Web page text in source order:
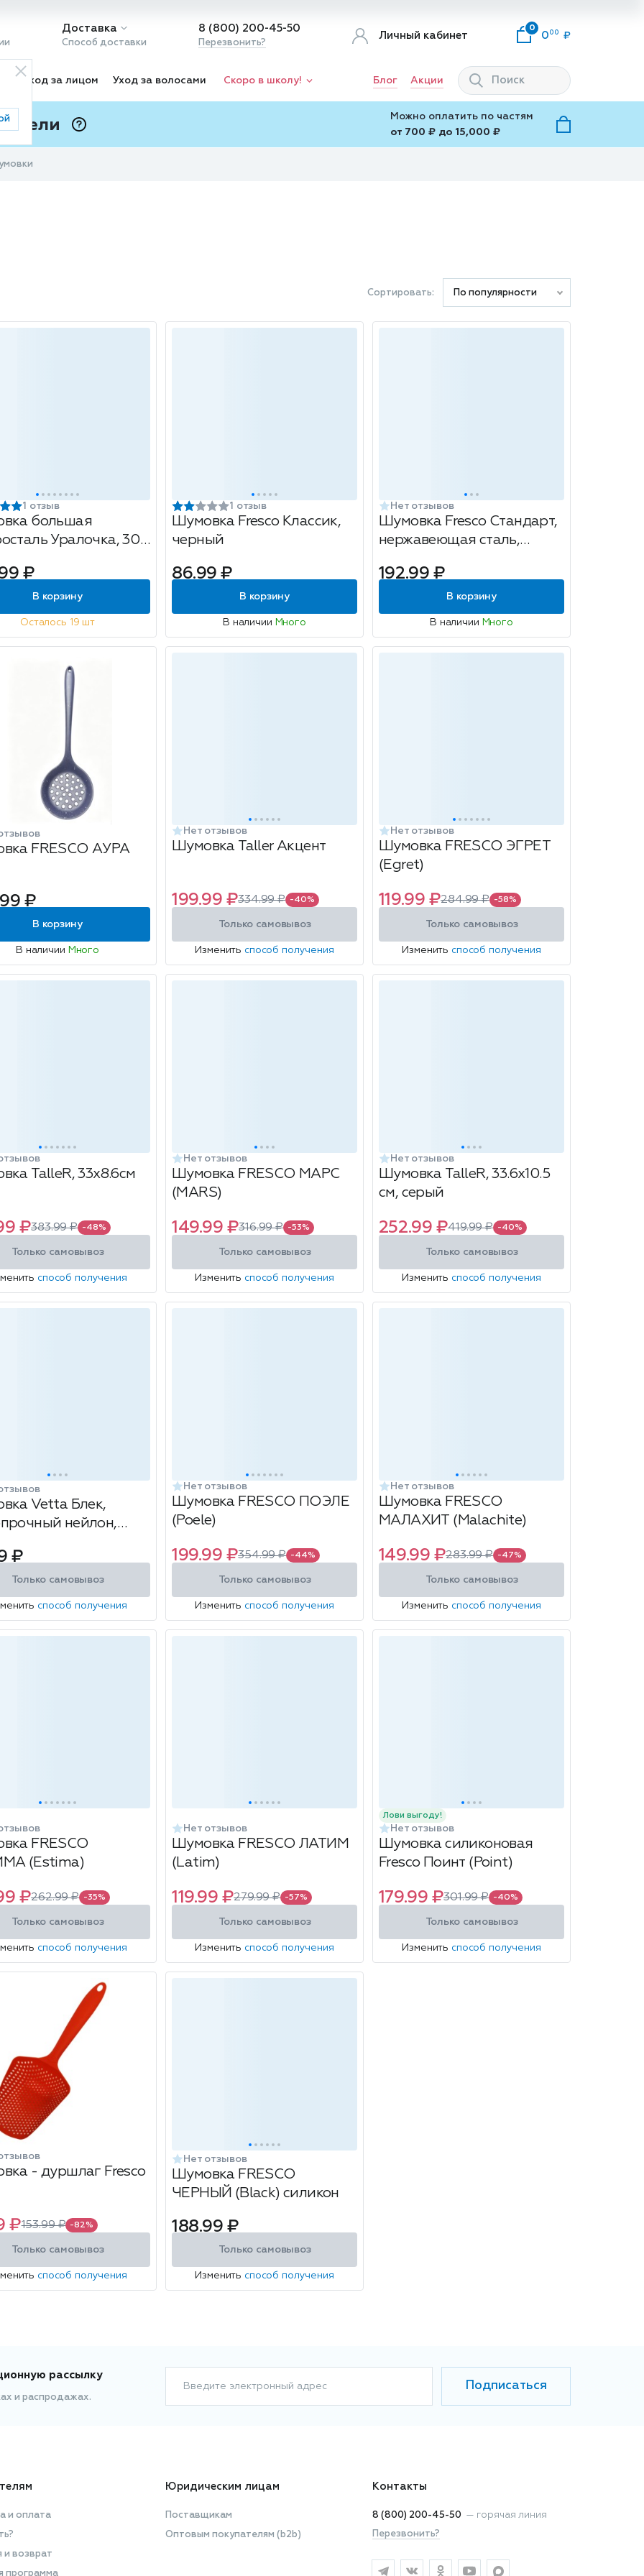
Доставка
Способ доставки
8 (800) 200-45-50
Перезвонить?
Личный кабинет
0
0 00
Уход за лицом Уход за волосами Скоро в школу! Блог Акции
Можно оплатить по частям
от 700 ₽ до 15,000 ₽
Сортировать: По популярности
1 отзыв
большая
Уралочка, 30
₽
В корзину
Осталось 19 шт
1 отзыв
Шумовка Fresco Классик,
черный
86.99 ₽
В корзину
В наличии Много
Нет отзывов
Шумовка Fresco Стандарт,
нержавеющая сталь,
192.99 ₽
В корзину
В наличии Много
FRESCO АУРА
₽
В корзину
В наличии Много
Нет отзывов
Шумовка Taller Акцент
199.99 ₽334.99 ₽ -40%
Только самовывоз
Изменить способ получения
Нет отзывов
Шумовка FRESCO ЭГРЕТ
(Egret)
119.99 ₽284.99 ₽ -58%
Только самовывоз
Изменить способ получения
TalleR, 33х8.6см
₽383.99 ₽ -48%
Только самовывоз
способ получения
Нет отзывов
Шумовка FRESCO МАРС
(MARS)
149.99 ₽316.99 ₽ -53%
Только самовывоз
Изменить способ получения
Нет отзывов
Шумовка TalleR, 33.6х10.5
см, серый
252.99 ₽419.99 ₽ -40%
Только самовывоз
Изменить способ получения
Vetta Блек,
нейлон,
₽
Только самовывоз
способ получения
Нет отзывов
Шумовка FRESCO ПОЭЛЕ
(Poele)
199.99 ₽354.99 ₽ -44%
Только самовывоз
Изменить способ получения
Нет отзывов
Шумовка FRESCO
МАЛАХИТ (Malachite)
149.99 ₽283.99 ₽ -47%
Только самовывоз
Изменить способ получения
FRESCO
(Estima)
₽262.99 ₽ -35%
Только самовывоз
способ получения
Нет отзывов
Шумовка FRESCO ЛАТИМ
(Latim)
119.99 ₽279.99 ₽ -57%
Только самовывоз
Изменить способ получения
Лови выгоду!
Нет отзывов
Шумовка силиконовая
Fresco Поинт (Point)
179.99 ₽301.99 ₽ -40%
Только самовывоз
Изменить способ получения
- дуршлаг Fresco
₽153.99 ₽ -82%
Только самовывоз
способ получения
Нет отзывов
Шумовка FRESCO
ЧЕРНЫЙ (Black) силикон
188.99 ₽
Только самовывоз
Изменить способ получения
рассылку
и распродажах.
Введите электронный адрес Подписаться
и оплата
и возврат
программа
Юридическим лицам
Поставщикам
Оптовым покупателям (b2b)
Контакты
8 (800) 200-45-50 — горячая линия
Перезвонить?